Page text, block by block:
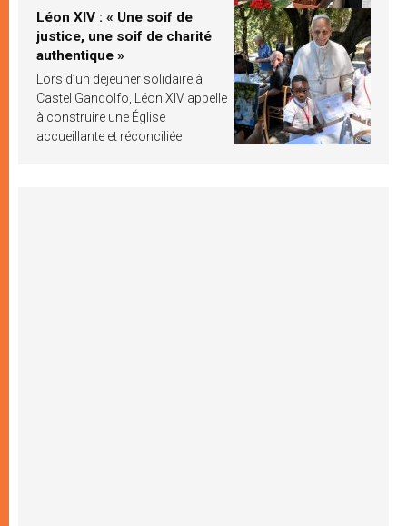
Léon XIV : « Une soif de
justice, une soif de charité
authentique »
Lors d’un déjeuner solidaire à
Castel Gandolfo, Léon XIV appelle
à construire une Église
accueillante et réconciliée